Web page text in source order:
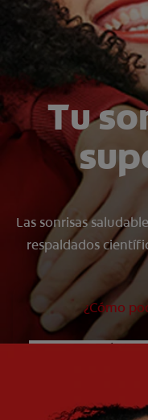
Tu
Las sonrisas
respaldados
¿Cómo
¿QUÉ ES